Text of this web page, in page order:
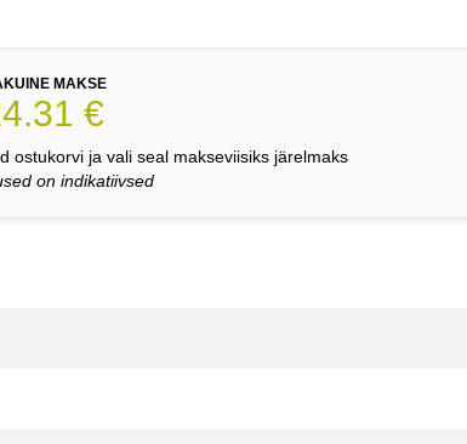
MAKSE
€
ostukorvi ja vali seal makseviisiks järelmaks
on indikatiivsed